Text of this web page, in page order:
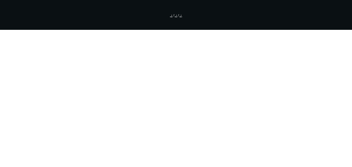
.,.,.